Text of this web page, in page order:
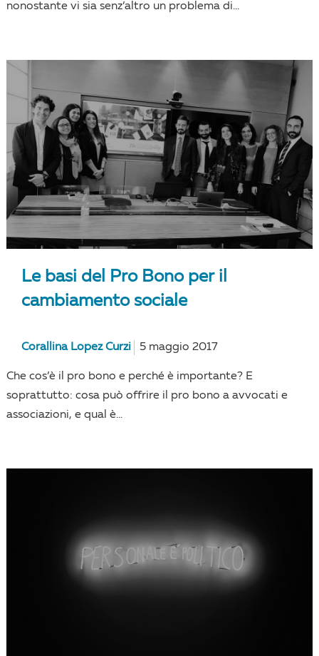
nonostante vi sia senz’altro un problema di...
Le basi del Pro Bono per il
cambiamento sociale
Corallina Lopez Curzi 5 maggio 2017
Che cos’è il pro bono e perché è importante? E
soprattutto: cosa può offrire il pro bono a avvocati e
associazioni, e qual è...